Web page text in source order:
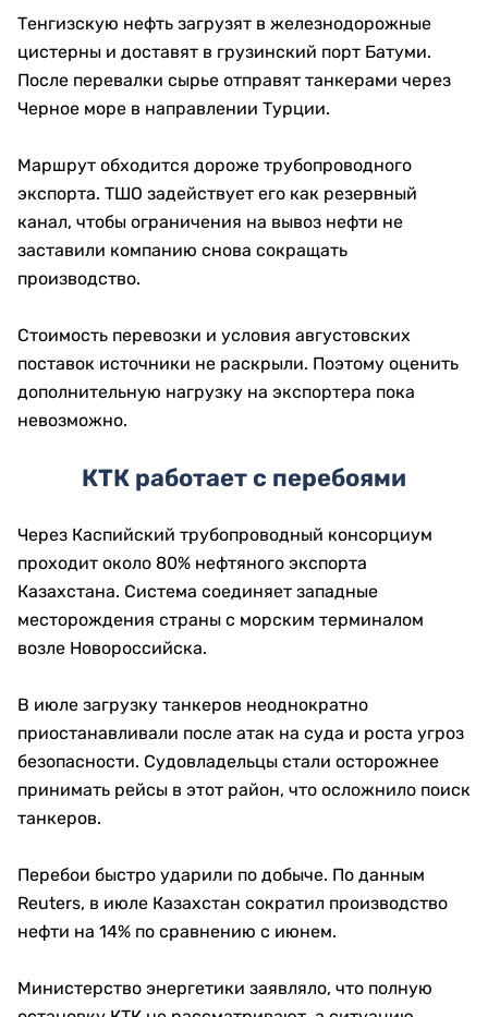
Тенгизскую нефть загрузят в железнодорожные
цистерны и доставят в грузинский порт Батуми.
После перевалки сырье отправят танкерами через
Черное море в направлении Турции.
Маршрут обходится дороже трубопроводного
экспорта. ТШО задействует его как резервный
канал, чтобы ограничения на вывоз нефти не
заставили компанию снова сокращать
производство.
Стоимость перевозки и условия августовских
поставок источники не раскрыли. Поэтому оценить
дополнительную нагрузку на экспортера пока
невозможно.
КТК работает с перебоями
Через Каспийский трубопроводный консорциум
проходит около 80% нефтяного экспорта
Казахстана. Система соединяет западные
месторождения страны с морским терминалом
возле Новороссийска.
В июле загрузку танкеров неоднократно
приостанавливали после атак на суда и роста угроз
безопасности. Судовладельцы стали осторожнее
принимать рейсы в этот район, что осложнило поиск
танкеров.
Перебои быстро ударили по добыче. По данным
Reuters, в июле Казахстан сократил производство
нефти на 14% по сравнению с июнем.
Министерство энергетики заявляло, что полную